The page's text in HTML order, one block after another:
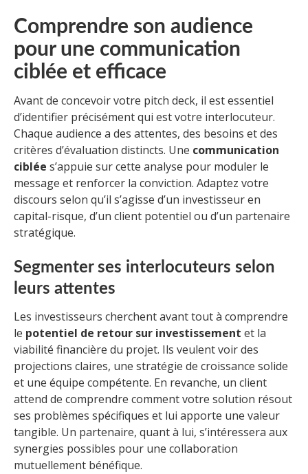
Comprendre son audience
pour une communication
ciblée et efficace
Avant de concevoir votre pitch deck, il est essentiel
d’identifier précisément qui est votre interlocuteur.
Chaque audience a des attentes, des besoins et des
critères d’évaluation distincts. Une communication
ciblée s’appuie sur cette analyse pour moduler le
message et renforcer la conviction. Adaptez votre
discours selon qu’il s’agisse d’un investisseur en
capital-risque, d’un client potentiel ou d’un partenaire
stratégique.
Segmenter ses interlocuteurs selon
leurs attentes
Les investisseurs cherchent avant tout à comprendre
le potentiel de retour sur investissement et la
viabilité financière du projet. Ils veulent voir des
projections claires, une stratégie de croissance solide
et une équipe compétente. En revanche, un client
attend de comprendre comment votre solution résout
ses problèmes spécifiques et lui apporte une valeur
tangible. Un partenaire, quant à lui, s’intéressera aux
synergies possibles pour une collaboration
mutuellement bénéfique.